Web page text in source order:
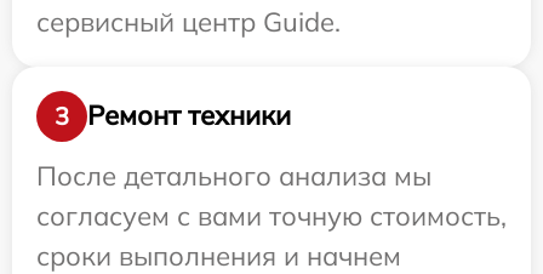
сервисный центр Guide.
3
Ремонт техники
После детального анализа мы
согласуем с вами точную стоимость,
сроки выполнения и начнем